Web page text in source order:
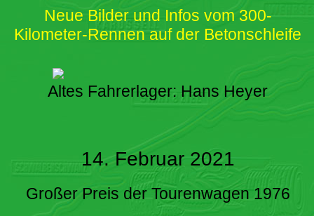
Neue Bilder und Infos vom 300-
Kilometer-Rennen auf der Betonschleife
Altes Fahrerlager: Hans Heyer
14. Februar 2021
Großer Preis der Tourenwagen 1976